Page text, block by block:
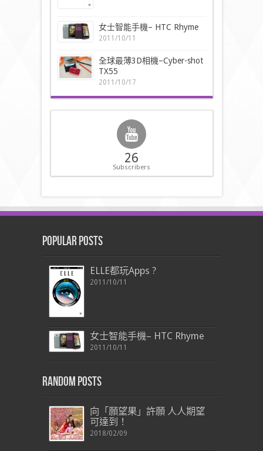
女士智能手機– HTC Rhyme
2011/10/11
全球最薄3D相機–Cyber-shot
TX55
2011/10/17
26
Subscribers
Popular Posts
ELLE都玩Apps ?
2011/10/11
女士智能手機– HTC Rhyme
2011/10/11
Random Posts
向「願望果」許願 人人期望
可達到！
2018/02/09